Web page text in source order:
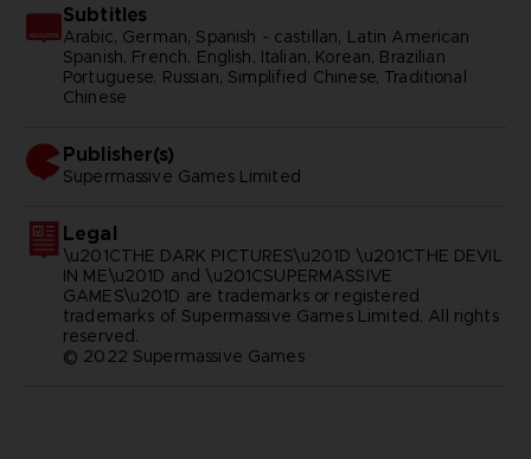
Subtitles
Arabic, German, Spanish - castillan, Latin American
Spanish, French, English, Italian, Korean, Brazilian
Portuguese, Russian, Simplified Chinese, Traditional
Chinese
Publisher(s)
supermassive games limited
Legal
\u201CTHE DARK PICTURES\u201D \u201CTHE DEVIL
IN ME\u201D and \u201CSUPERMASSIVE
GAMES\u201D are trademarks or registered
trademarks of Supermassive Games Limited. All rights
reserved.
© 2022 Supermassive Games